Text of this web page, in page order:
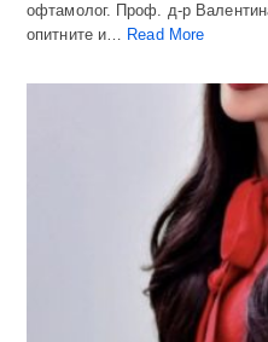
офтамолог. Проф. д-р
опитните и… Read More